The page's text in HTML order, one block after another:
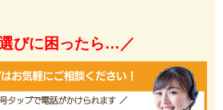
びに困ったら…／